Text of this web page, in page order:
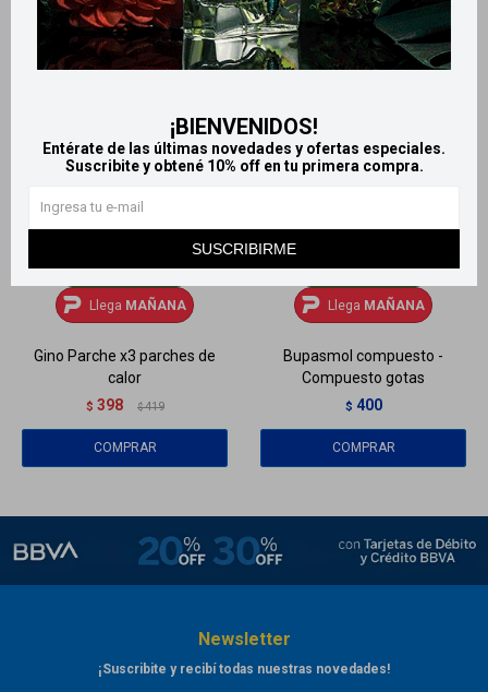
¡BIENVENIDOS!
Entérate de las últimas novedades y ofertas especiales.
Suscribite y obtené 10% off en tu primera compra.
SUSCRIBIRME
LlegaMAÑANA
Llega MAÑANA
Gino Parche x3 parches de
calor
$ 398 $ 419
LlegaMAÑANA
Llega MAÑANA
Bupasmol compuesto -
Compuesto gotas
$ 400
Newsletter
¡Suscribite y recibí todas nuestras novedades!